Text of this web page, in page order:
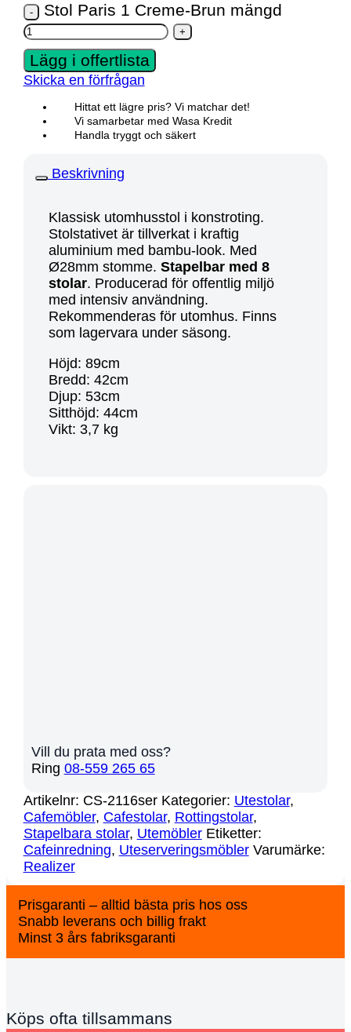
Stol Paris 1 Creme-Brun mängd
Lägg i offertlista
Skicka en förfrågan
Hittat ett lägre pris? Vi matchar det!
Vi samarbetar med Wasa Kredit
Handla tryggt och säkert
Beskrivning
Klassisk utomhusstol i konstroting.
Stolstativet är tillverkat i kraftig
aluminium med bambu-look. Med
Ø28mm stomme.Stapelbar med 8
stolar. Producerad för offentlig miljö
med intensiv användning.
Rekommenderas för utomhus. Finns
som lagervara under säsong.
Höjd: 89cm
Bredd: 42cm
Djup: 53cm
Sitthöjd: 44cm
Vikt: 3,7 kg
Vill du prata med oss?
Ring 08-559 265 65
Artikelnr: CS-2116ser Kategorier: Utestolar,
Cafemöbler, Cafestolar, Rottingstolar,
Stapelbara stolar, Utemöbler Etiketter:
Cafeinredning, Uteserveringsmöbler Varumärke:
Realizer
Prisgaranti – alltid bästa pris hos oss
Snabb leverans och billig frakt
Minst 3 års fabriksgaranti
Köps ofta tillsammans